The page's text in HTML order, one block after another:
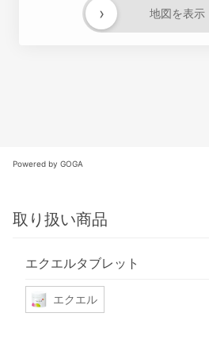
地図を表示
›
Powered by GOGA
取り扱い商品
エクエルタブレット
エクエル